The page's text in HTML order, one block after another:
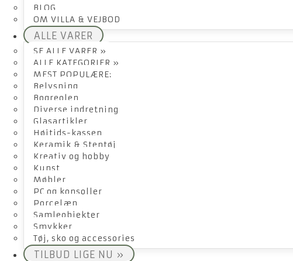
BLOG
OM VILLA & VEJBOD
ALLE VARER
SE ALLE VARER »
ALLE KATEGORIER »
MEST POPULÆRE:
Belysning
Bogreolen
Diverse indretning
Glasartikler
Højtids-kassen
Keramik & Stentøj
Kreativ og hobby
Kunst
Møbler
PC og konsoller
Porcelæn
Samleobjekter
Smykker
Tøj, sko og accessories
TILBUD LIGE NU »